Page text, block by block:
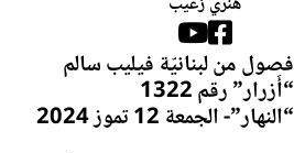
Follow us on Facebook
Follow us on YouTube
فصول من لبنانيّة فيليب سالم
“أَزرار” رقم 1322
“النهار”- الجمعة 12 تموز 2024